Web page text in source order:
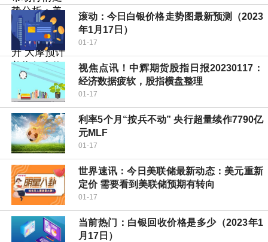
滚动：今日白银价格走势图最新预测（2023
年1月17日）
01-17
视焦点讯！中辉期货股指日报20230117：
经济数据疲软，股指横盘整理
01-17
利率5个月“按兵不动” 央行超量续作7790亿
元MLF
01-17
世界速讯：今日美联储最新动态：美元重新
定价 需要看到美联储预期有转向
01-17
当前热门：白银回收价格是多少（2023年1
月17日）